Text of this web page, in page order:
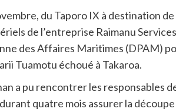
du Taporo IX à destination
de l’entreprise Raimanu
des Affaires Maritimes (DPAM)
Tuamotu échoué à Takaroa.
a pu rencontrer les responsables
quatre mois assurer la